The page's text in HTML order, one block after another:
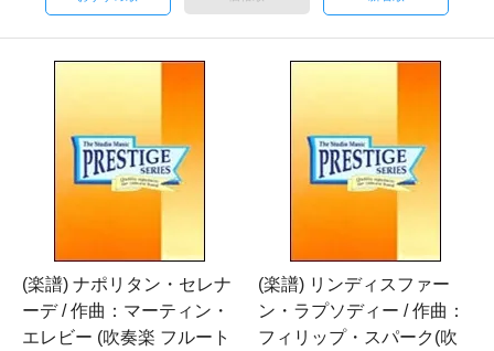
(楽譜) ナポリタン・セレナ
ーデ / 作曲：マーティン・
エレビー (吹奏楽 フルート
(楽譜) リンディスファー
ン・ラプソディー / 作曲：
フィリップ・スパーク(吹